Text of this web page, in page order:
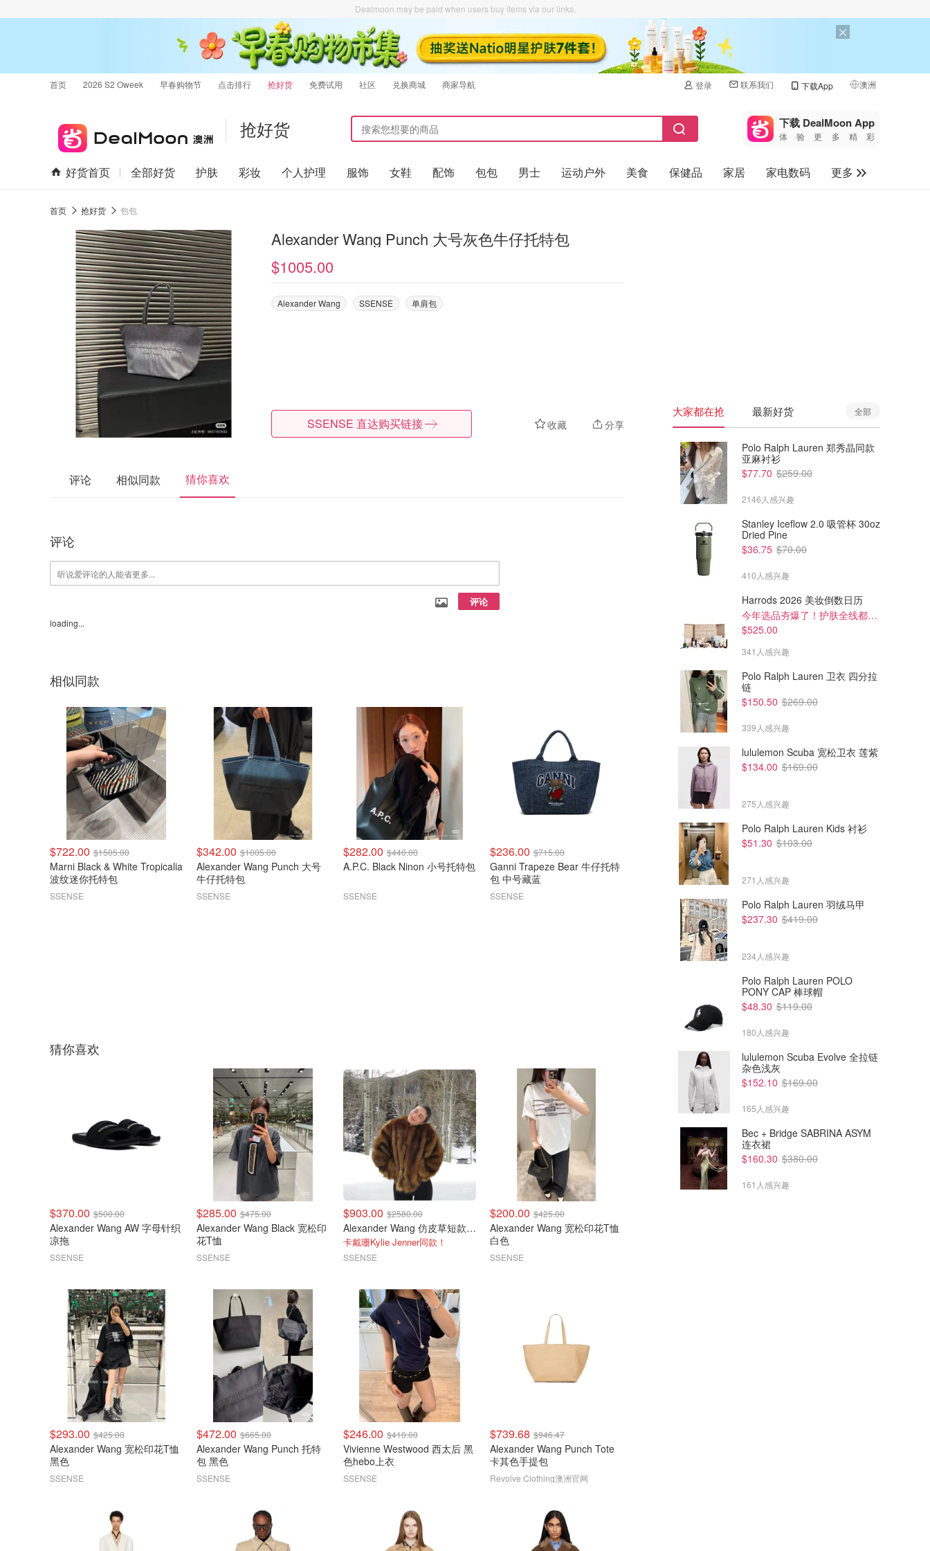
Dealmoon may be paid when users buy items via our links.
首页 2026 S2 Oweek 早春购物节 点击排行 抢好货 免费试用 社区 兑换商城 商家导航 登录 联系我们 下载App 澳洲
🇺🇸
🇨🇳 中国
🇨🇦加拿大
抢好货 下载 DealMoon App
体验更多精彩
好货首页 全部好货 护肤 彩妆 个人护理 服饰 女鞋 配饰 包包 男士 运动户外 美食 保健品 家居 家电数码
更多
首页 抢好货 包包
Alexander Wang Punch 大号灰色牛仔托特包
$1005.00
Alexander Wang SSENSE 单肩包
收藏 分享
SSENSE 直达购买链接
评论 相似同款 猜你喜欢
评论
评论
loading...
相似同款
$722.00 $1505.00
Marni Black & White Tropicalia
波纹迷你托特包
SSENSE
$342.00 $1005.00
Alexander Wang Punch 大号
牛仔托特包
SSENSE
$282.00 $440.00
A.P.C. Black Ninon 小号托特包
SSENSE
$236.00 $715.00
Ganni Trapeze Bear 牛仔托特
包 中号藏蓝
SSENSE
$825.00
Jouer Cosmetics Brown Soft
$628.00
肩包
猜你喜欢
$370.00 $500.00
Alexander Wang AW 字母针织
凉拖
SSENSE
$285.00 $475.00
Alexander Wang Black 宽松印
花T恤
SSENSE
$903.00 $2580.00
Alexander Wang 仿皮草短款夹克 棕色
卡戴珊Kylie Jenner同款！
SSENSE
$200.00 $425.00
Alexander Wang 宽松印花T恤
白色
SSENSE
$293.00 $425.00
Alexander Wang 宽松印花T恤
黑色
SSENSE
$472.00 $665.00
Alexander Wang Punch 托特
包 黑色
SSENSE
$246.00 $410.00
Vivienne Westwood 西太后 黑
色hebo上衣
SSENSE
$739.68 $946.47
Alexander Wang Punch Tote
卡其色手提包
Revolve Clothing澳洲官网
大家都在抢 最新好货 全部
Polo Ralph Lauren 郑秀晶同款
亚麻衬衫
$77.70 $259.00
2146人感兴趣
Stanley Iceflow 2.0 吸管杯 30oz
Dried Pine
$36.75 $70.00
410人感兴趣
Harrods 2026 美妆倒数日历
今年选品夯爆了！护肤全线都很绝
$525.00
341人感兴趣
Polo Ralph Lauren 卫衣 四分拉
链
$150.50 $269.00
339人感兴趣
lululemon Scuba 宽松卫衣 莲紫
$134.00 $169.00
275人感兴趣
Polo Ralph Lauren Kids 衬衫
$51.30 $103.00
271人感兴趣
Polo Ralph Lauren 羽绒马甲
$237.30 $419.00
234人感兴趣
Polo Ralph Lauren POLO
PONY CAP 棒球帽
$48.30 $119.00
180人感兴趣
lululemon Scuba Evolve 全拉链
杂色浅灰
$152.10 $169.00
165人感兴趣
Bec + Bridge SABRINA ASYM
连衣裙
$160.30 $380.00
161人感兴趣